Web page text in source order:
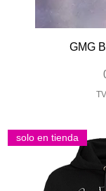
GMG
solo en tienda